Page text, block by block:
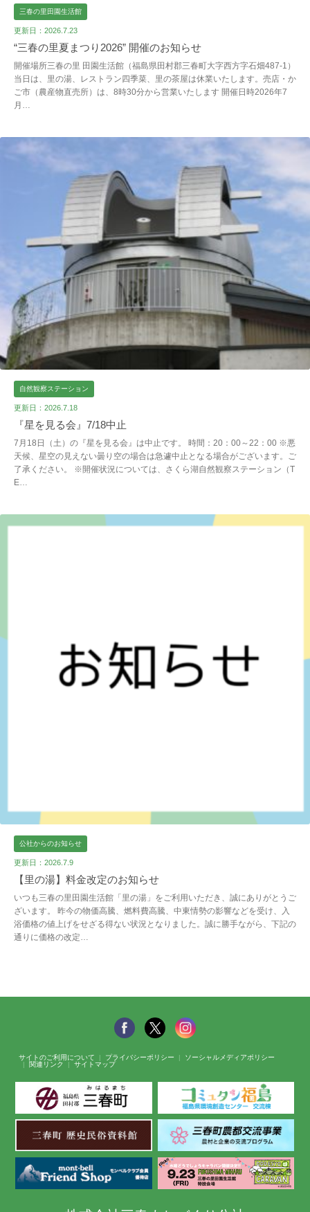
三春の里田園生活館
更新日：2026.7.23
“三春の里夏まつり2026” 開催のお知らせ
開催場所三春の里 田園生活館（福島県田村郡三春町大字西方字石畑487-1）
当日は、里の湯、レストラン四季菜、里の茶屋は休業いたします。売店・か
ご市（農産物直売所）は、8時30分から営業いたします 開催日時2026年7
月…
自然観察ステーション
更新日：2026.7.18
『星を見る会』7/18中止
7月18日（土）の『星を見る会』は中止です。 時間：20：00～22：00 ※悪
天候、星空の見えない曇り空の場合は急遽中止となる場合がございます。ご
了承ください。 ※開催状況については、さくら湖自然観察ステーション（T
E…
公社からのお知らせ
更新日：2026.7.9
【里の湯】料金改定のお知らせ
いつも三春の里田園生活館「里の湯」をご利用いただき、誠にありがとうご
ざいます。 昨今の物価高騰、燃料費高騰、中東情勢の影響などを受け、入
浴価格の値上げをせざる得ない状況となりました。誠に勝手ながら、下記の
通りに価格の改定…
サイトのご利用について プライバシーポリシー
ソーシャルメディアポリシー
関連リンク
サイトマップ